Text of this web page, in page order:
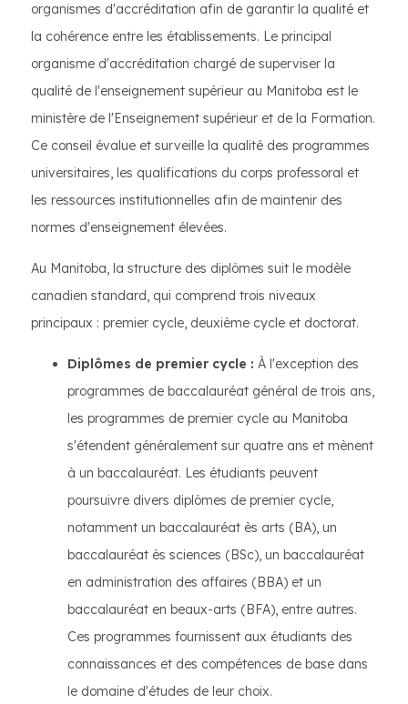
organismes d'accréditation afin de garantir la qualité et
la cohérence entre les établissements. Le principal
organisme d'accréditation chargé de superviser la
qualité de l'enseignement supérieur au Manitoba est le
ministère de l'Enseignement supérieur et de la Formation.
Ce conseil évalue et surveille la qualité des programmes
universitaires, les qualifications du corps professoral et
les ressources institutionnelles afin de maintenir des
normes d'enseignement élevées.
Au Manitoba, la structure des diplômes suit le modèle
canadien standard, qui comprend trois niveaux
principaux : premier cycle, deuxième cycle et doctorat.
Diplômes de premier cycle : À l'exception des
programmes de baccalauréat général de trois ans,
les programmes de premier cycle au Manitoba
s'étendent généralement sur quatre ans et mènent
à un baccalauréat. Les étudiants peuvent
poursuivre divers diplômes de premier cycle,
notamment un baccalauréat ès arts (BA), un
baccalauréat ès sciences (BSc), un baccalauréat
en administration des affaires (BBA) et un
baccalauréat en beaux-arts (BFA), entre autres.
Ces programmes fournissent aux étudiants des
connaissances et des compétences de base dans
le domaine d'études de leur choix.